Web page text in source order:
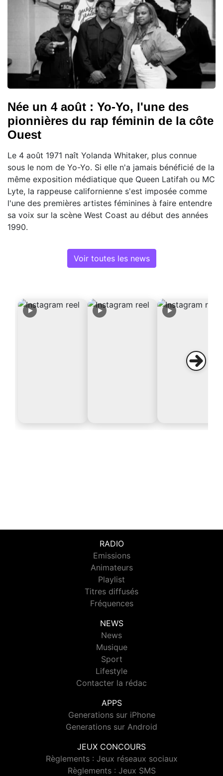
Née un 4 août : Yo-Yo, l'une des
pionnières du rap féminin de la côte
Ouest
Le 4 août 1971 naît Yolanda Whitaker, plus connue
sous le nom de Yo-Yo. Si elle n'a jamais bénéficié de la
même exposition médiatique que Queen Latifah ou MC
Lyte, la rappeuse californienne s'est imposée comme
l'une des premières artistes féminines à faire entendre
sa voix sur la scène West Coast au début des années
1990.
Voir toutes les news
RADIO
Emissions
Animateurs
Playlist
Titres diffusés
Fréquences
NEWS
News
Musique
Sport
Lifestyle
Contacter la rédac
APPS
Generations sur iPhone
Generations sur Android
JEUX CONCOURS
Règlements : Jeux réseaux sociaux
Règlements : Jeux SMS